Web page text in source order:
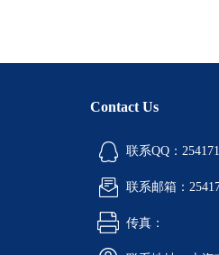
Contact Us
联系QQ：
联系邮箱：
传真：